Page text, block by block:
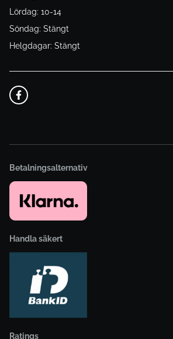
Lördag: 10-14
Söndag: Stängt
Helgdagar: Stängt
Betalningsalternativ
Handla säkert
Ratings